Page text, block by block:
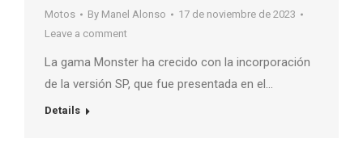
Motos By Manel Alonso
17 de noviembre de 2023
Leave a comment
La gama Monster ha crecido con la incorporación
de la versión SP, que fue presentada en el…
Details